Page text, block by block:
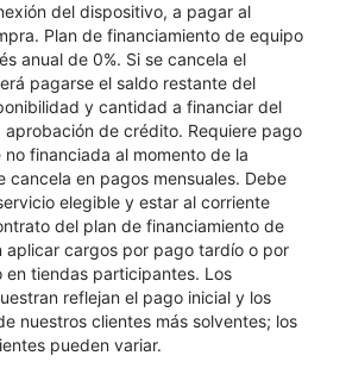
del dispositivo, a pagar al
Plan de financiamiento de equipo
anual de 0%. Si se cancela el
pagarse el saldo restante del
y cantidad a financiar del
aprobación de crédito. Requiere pago
financiada al momento de la
cancela en pagos mensuales. Debe
elegible y estar al corriente
del plan de financiamiento de
aplicar cargos por pago tardío o por
en tiendas participantes. Los
reflejan el pago inicial y los
nuestros clientes más solventes; los
pueden variar.